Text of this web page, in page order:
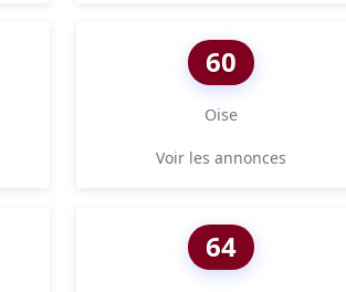
60
Oise
Voir les annonces
64